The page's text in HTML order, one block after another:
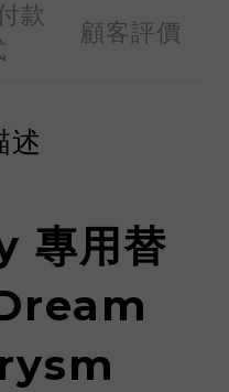
款
顧客評價
述
專用替